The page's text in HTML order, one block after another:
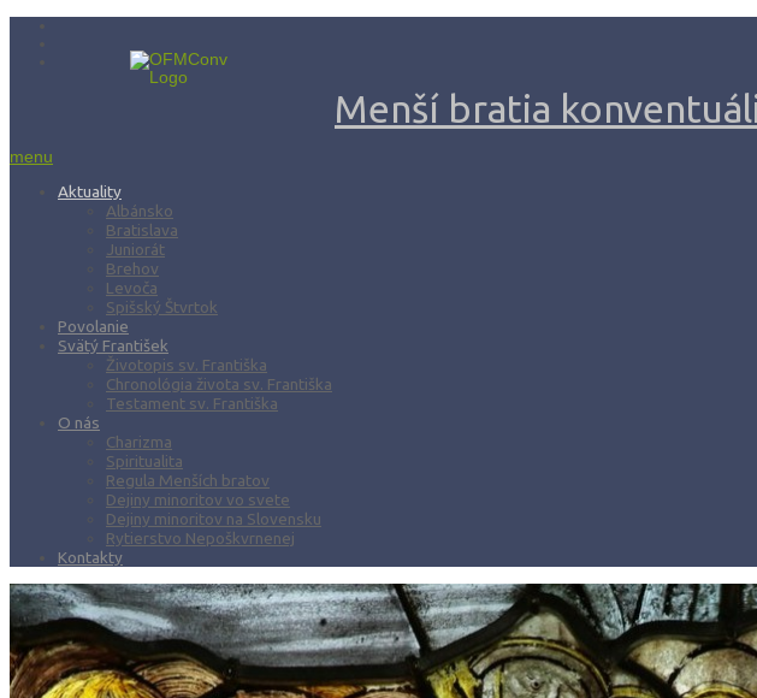
Menší bratia
menu
Aktuality
Albánsko
Bratislava
Juniorát
Brehov
Levoča
Spišský Štvrtok
Povolanie
Svätý František
Životopis sv. Františka
Chronológia života sv. Františka
Testament sv. Františka
O nás
Charizma
Spiritualita
Regula Menších bratov
Dejiny minoritov vo svete
Dejiny minoritov na Slovensku
Rytierstvo Nepoškvrnenej
Kontakty